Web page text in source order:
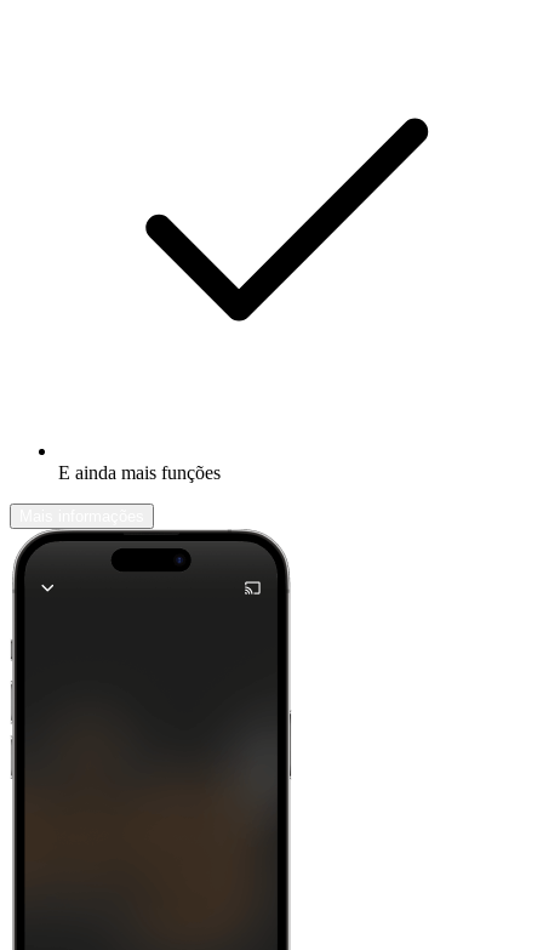
E ainda mais funções